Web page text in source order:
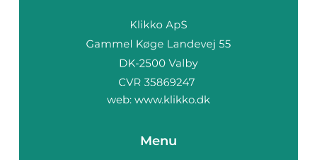
web: www.klikko.dk
Menu